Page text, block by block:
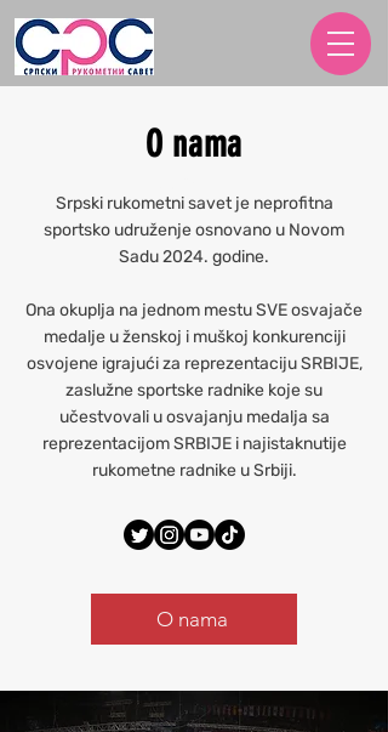
O nama
About
Srpski rukometni savet je neprofitna
sportsko udruženje osnovano u Novom
Sadu 2024. godine.
Ona okuplja na jednom mestu SVE osvajače
medalje u ženskoj i muškoj konkurenciji
osvojene igrajući za reprezentaciju SRBIJE,
zaslužne sportske radnike koje su
učestvovali u osvajanju medalja sa
reprezentacijom SRBIJE i najistaknutije
rukometne radnike u Srbiji.
O nama